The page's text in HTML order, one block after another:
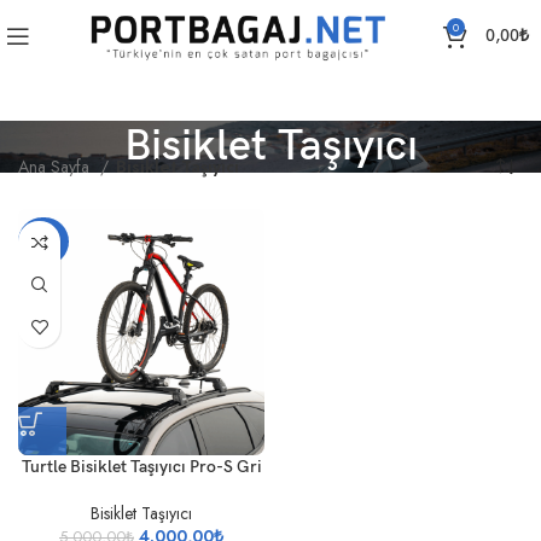
0 0,00₺
Bisiklet Taşıyıcı
Ana Sayfa Bisiklet Taşıyıcı
-20%
Turtle Bisiklet Taşıyıcı Pro-S Gri
Bisiklet Taşıyıcı
4.000,00₺